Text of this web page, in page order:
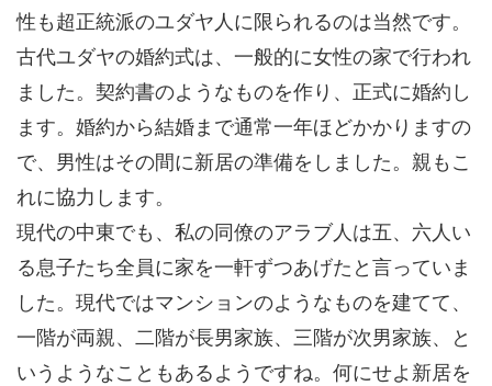
性も超正統派のユダヤ人に限られるのは当然です。
古代ユダヤの婚約式は、一般的に女性の家で行われ
ました。契約書のようなものを作り、正式に婚約し
ます。婚約から結婚まで通常一年ほどかかりますの
で、男性はその間に新居の準備をしました。親もこ
れに協力します。
現代の中東でも、私の同僚のアラブ人は五、六人い
る息子たち全員に家を一軒ずつあげたと言っていま
した。現代ではマンションのようなものを建てて、
一階が両親、二階が長男家族、三階が次男家族、と
いうようなこともあるようですね。何にせよ新居を